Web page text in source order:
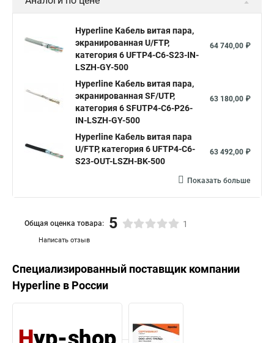
Hyperline Кабель витая пара,
экранированная U/FTP,
категория 6 UFTP4-C6-S23-IN-
LSZH-GY-500
64 740,00 ₽
Hyperline Кабель витая пара,
экранированная SF/UTP,
категория 6 SFUTP4-C6-P26-
IN-LSZH-GY-500
63 180,00 ₽
Hyperline Кабель витая пара
U/FTP, категория 6 UFTP4-C6-
S23-OUT-LSZH-BK-500
63 492,00 ₽
Показать больше
Написать отзыв
Общая оценка товара: 5 1
Специализированный поставщик компании
Hyperline в России